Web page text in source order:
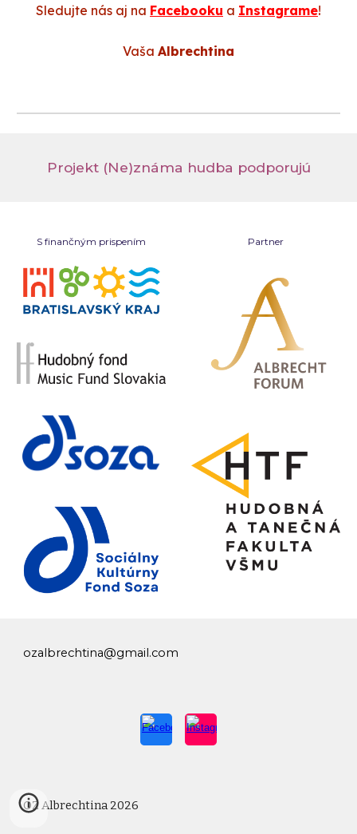
Sledujte nás aj na Facebooku a Instagrame!
Vaša Albrechtina
Projekt (Ne)známa hudba podporujú
S finančným prispením Partner
ozalbrechtina@gmail.com
OZ Albrechtina 2026